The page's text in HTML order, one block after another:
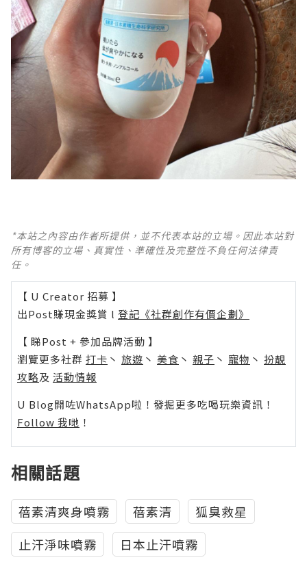
*本站之內容由作者所提供，並不代表本站的立場。因此本站對
所有博客的立場、真實性、準確性及完整性不負任何法律責
任。
【 U Creator 招募 】
出Post賺現金獎賞 l 登記《社群創作有價企劃》
【 睇Post + 參加品牌活動 】
瀏覽更多社群 打卡 丶 旅遊 丶 美食 丶 親子 丶 寵物 丶 扮靚
攻略及 活動情報
U Blog開咗WhatsApp啦！發掘更多吃喝玩樂資訊！
Follow 我哋 ！
相關話題
蓓素清爽身噴霧 蓓素清
狐臭救星
止汗淨味噴霧
日本止汗噴霧